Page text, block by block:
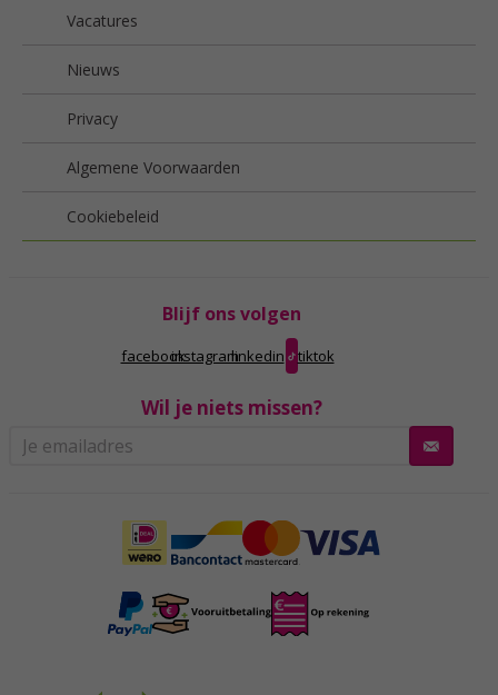
Vacatures
Nieuws
Privacy
Algemene Voorwaarden
Cookiebeleid
Blijf ons volgen
facebookinstagramlinkedin tiktok
Wil je niets missen?